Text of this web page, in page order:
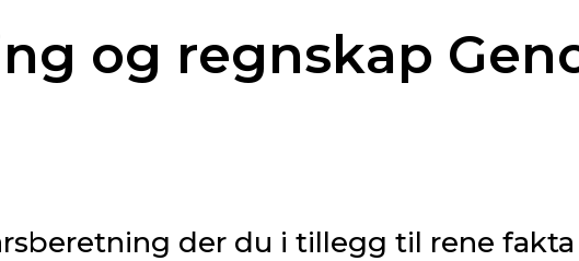
og regnskap
der du i tillegg til rene fakta